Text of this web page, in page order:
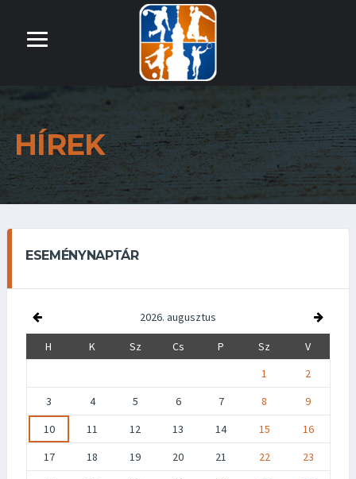
HÍREK
ESEMÉNYNAPTÁR
2026. augusztus
H K Sz Cs P Sz
V
1
2
3
4 5 6 7 8
9
10
11 12 13 14 15
16
17
18 19 20 21 22
23